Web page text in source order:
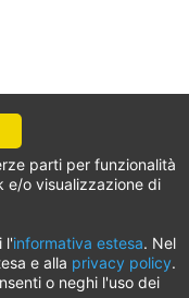
–Cookie Policy
parti per funzionalità
e/o visualizzazione di
l'informativa estesa. Nel
e alla privacy policy.
o neghi l'uso dei